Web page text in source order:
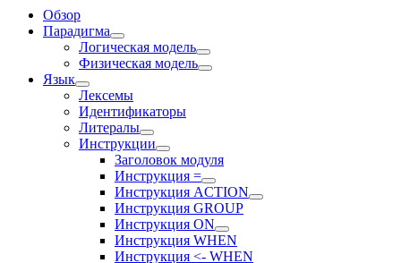
Обзор
Парадигма
Логическая модель
Физическая модель
Язык
Лексемы
Идентификаторы
Литералы
Инструкции
Заголовок модуля
Инструкция =
Инструкция ACTION
Инструкция GROUP
Инструкция ON
Инструкция WHEN
Инструкция <- WHEN